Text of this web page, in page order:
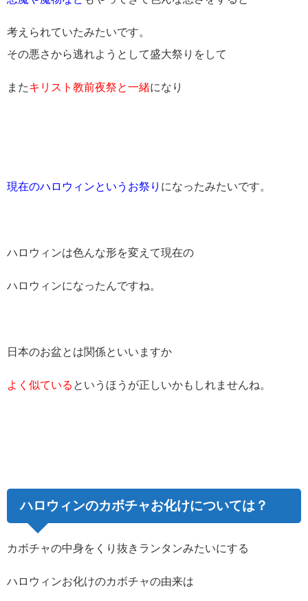
考えられていたみたいです。
その悪さから逃れようとして盛大祭りをして
またキリスト教前夜祭と一緒になり
現在のハロウィンというお祭り になったみたいです。
ハロウィンは色んな形を変えて現在の
ハロウィンになったんですね。
日本のお盆とは関係といいますか
よく似ている というほうが正しいかもしれませんね。
ハロウィンのカボチャお化けについては？
カボチャの中身をくり抜きランタンみたいにする
ハロウィンお化けのカボチャの由来は